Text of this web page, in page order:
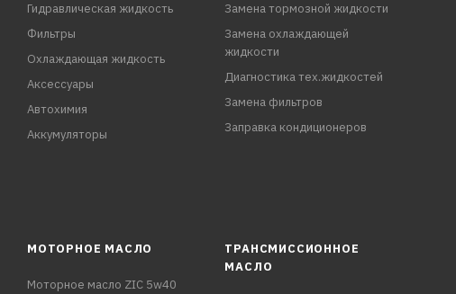
Гидравлическая жидкость
Фильтры
Охлаждающая жидкость
Аксессуары
Автохимия
Аккумуляторы
Замена тормозной жидкости
Замена охлаждающей
жидкости
Диагностика тех.жидкостей
Замена фильтров
Заправка кондиционеров
МОТОРНОЕ МАСЛО
Моторное масло ZIC 5w40
ТРАНСМИССИОННОЕ
МАСЛО